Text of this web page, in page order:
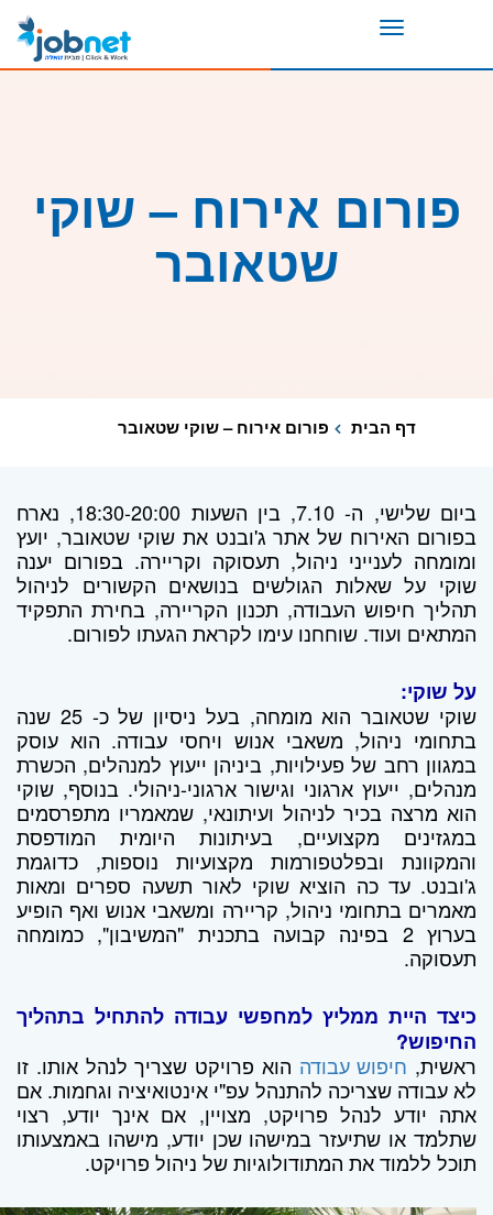
Toggle
פורום אירוח – שוקי
שטאובר
דף הבית פורום אירוח – שוקי שטאובר
ביום שלישי, ה- 7.10, בין השעות 18:30-20:00, נארח
בפורום האירוח של אתר ג'ובנט את שוקי שטאובר, יועץ
ומומחה לענייני ניהול, תעסוקה וקריירה. בפורום יענה
שוקי על שאלות הגולשים בנושאים הקשורים לניהול
תהליך חיפוש העבודה, תכנון הקריירה, בחירת התפקיד
המתאים ועוד. שוחחנו עימו לקראת הגעתו לפורום.
על שוקי:
שוקי שטאובר הוא מומחה, בעל ניסיון של כ- 25 שנה
בתחומי ניהול, משאבי אנוש ויחסי עבודה. הוא עוסק
במגוון רחב של פעילויות, ביניהן ייעוץ למנהלים, הכשרת
מנהלים, ייעוץ ארגוני וגישור ארגוני-ניהולי. בנוסף, שוקי
הוא מרצה בכיר לניהול ועיתונאי, שמאמריו מתפרסמים
במגזינים מקצועיים, בעיתונות היומית המודפסת
והמקוונת ובפלטפורמות מקצועיות נוספות, כדוגמת
ג'ובנט. עד כה הוציא שוקי לאור תשעה ספרים ומאות
מאמרים בתחומי ניהול, קריירה ומשאבי אנוש ואף הופיע
בערוץ 2 בפינה קבועה בתכנית "המשיבון", כמומחה
תעסוקה.
כיצד היית ממליץ למחפשי עבודה להתחיל בתהליך
החיפוש?
ראשית, חיפוש עבודה הוא פרויקט שצריך לנהל אותו. זו
לא עבודה שצריכה להתנהל עפ"י אינטואיציה וגחמות. אם
אתה יודע לנהל פרויקט, מצויין, אם אינך יודע, רצוי
שתלמד או שתיעזר במישהו שכן יודע, מישהו באמצעותו
תוכל ללמוד את המתודולוגיות של ניהול פרויקט.